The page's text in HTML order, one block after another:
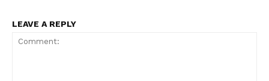
LEAVE A REPLY